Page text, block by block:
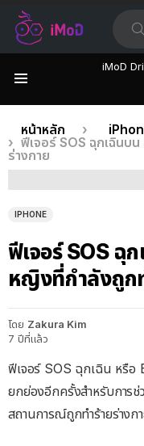
iMoD
เรื่อง
ล่าสุด
คุณอยู่ที่นี่:
หน้าหลัก
ฟีเจอร์​ SOS ฉุกเฉินบ
ร่างกาย
IPHONE
ฟีเจอร์​ SOS ฉุ
หญิงที่กำลังถูก
โดย Zakura Kim
7 ปีที่แล้ว
ฟีเจอร์ SOS ฉุกเฉิน หรื
ยกย่องอีกครั้งสำหรับการ
สถานการณ์ถูกทำร้ายร่างก